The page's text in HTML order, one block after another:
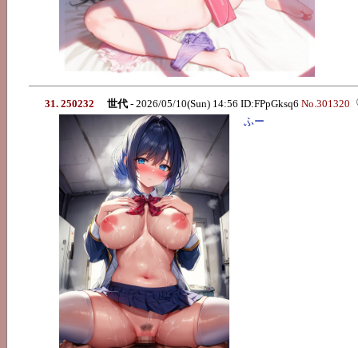
31. 250232 世代 - 2026/05/10(Sun) 14:56 ID:FPpGksq6 No.301320
ふー